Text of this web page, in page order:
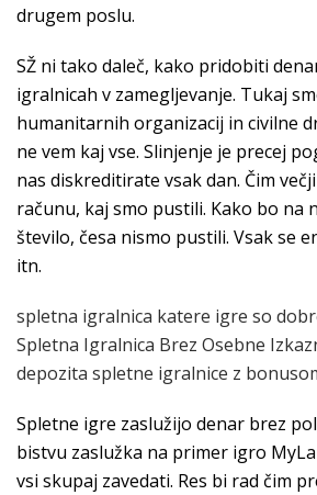
drugem poslu.
SŽ ni tako daleč, kako pridobiti
igralnicah v zamegljevanje. Tukaj
humanitarnih organizacij in civilne
ne vem kaj vse. Slinjenje je precej
nas diskreditirate vsak dan. Čim
računu, kaj smo pustili. Kako bo na
število, česa nismo pustili. Vsak se
itn.
spletna igralnica katere igre so
Spletna Igralnica Brez Osebne
depozita spletne igralnice z
Spletne igre zaslužijo denar brez
bistvu zaslužka na primer igro
vsi skupaj zavedati. Res bi rad čim